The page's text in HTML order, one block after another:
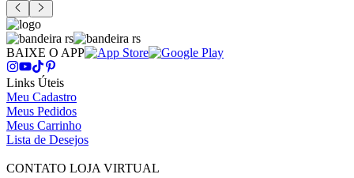
BAIXE O APP
Links Úteis
Meu Cadastro
Meus Pedidos
Meus Carrinho
Lista de Desejos
CONTATO LOJA VIRTUAL